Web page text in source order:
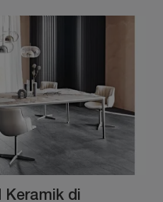
Keramik di